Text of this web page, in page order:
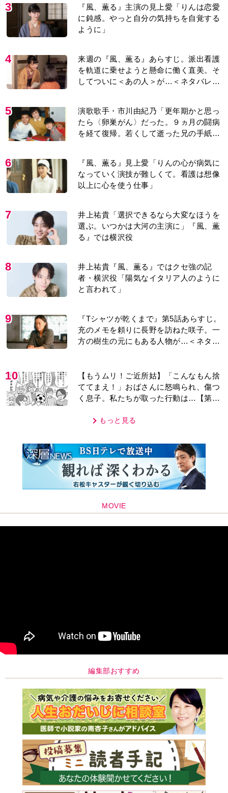
3
『風、薫る』主演の見上愛「りんは恋愛
に鈍感。やっと自分の気持ちを自覚する
ように」
4
来週の『風、薫る』あらすじ。派出看護
を軌道に乗せようと懸命に働く直美。そ
してついに＜あの人＞が…＜ネタバレあ
5
演歌歌手・市川由紀乃「更年期かと思っ
たら〈卵巣がん〉だった。９ヵ月の闘病
を経て復帰。若くして逝った兄の手紙を
6
『風、薫る』見上愛「りんの心が病気に
なっていく演技が難しくて。看護は想像
以上に心を使う仕事」
7
井上祐貴「選択できるなら大変なほうを
選ぶ。いつかは大河の主演に」『風、薫
る』では横沢役
8
井上祐貴『風、薫る』ではクセ強の記
者・横沢役「陽気なイタリア人のように
と言われて」
9
『Tシャツが乾くまで』第5話あらすじ。
充のメモを頼りに長野を訪ねた咲子。一
方の樹生の元にもある人物が…＜ネタバ
10
【もうムリ！ご近所姑】「こんなもん捨
ててまえ！」おばさんに怒鳴られ、傷つ
く息子。私たちが取った行動は…【第3
もっと見る
MOVIE
編集部おすすめ